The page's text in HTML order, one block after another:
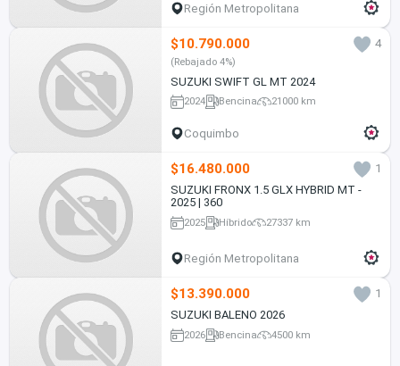
Región Metropolitana
$10.790.000 4
(Rebajado 4%)
SUZUKI SWIFT GL MT 2024
2024 Bencina 21000 km
Coquimbo
$16.480.000
1
SUZUKI FRONX 1.5 GLX HYBRID MT -
2025 | 360
2025 Híbrido 27337 km
Región Metropolitana
$13.390.000
1
SUZUKI BALENO 2026
2026 Bencina 4500 km